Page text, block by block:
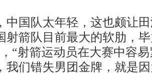
国队太年轻，这也颇让田
射箭队目前最大的软肋，
“射箭运动员在大赛中容
我们错失男团金牌，就是